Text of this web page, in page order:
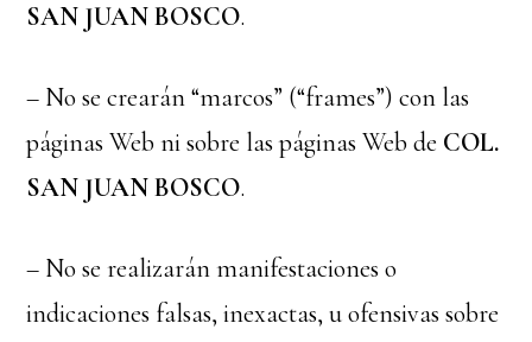
SAN JUAN BOSCO.
– No se crearán “marcos” (“frames”) con las
páginas Web ni sobre las páginas Web de COL.
SAN JUAN BOSCO.
– No se realizarán manifestaciones o
indicaciones falsas, inexactas, u ofensivas sobre